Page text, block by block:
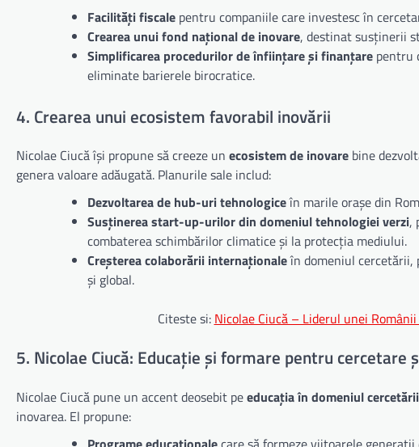
Facilități fiscale pentru companiile care investesc în
Crearea unui fond național de inovare, destinat susținerii
Simplificarea procedurilor de înființare și finanțare pentru
eliminate barierele birocratice.
4. Crearea unui ecosistem favorabil inovării
Nicolae Ciucă își propune să creeze un ecosistem de inovare bine
genera valoare adăugată. Planurile sale includ:
Dezvoltarea de hub-uri tehnologiceîn marile orașe din
Susținerea start-up-urilor din domeniul tehnologiei verzi,
combaterea schimbărilor climatice și la protecția mediului.
Creșterea colaborării internaționaleîn domeniul cercetării,
și global.
Citeste si: Nicolae Ciucă – Liderul unei
5. Nicolae Ciucă: Educație și formare pentru cercetare
Nicolae Ciucă pune un accent deosebit peeducația în domeniul cercetării
inovarea. El propune: